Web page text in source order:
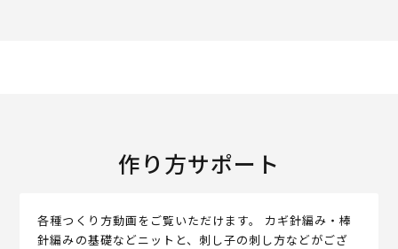
作り方サポート
各種つくり方動画をご覧いただけます。 カギ針編み・棒
針編みの基礎などニットと、刺し子の刺し方などがござ